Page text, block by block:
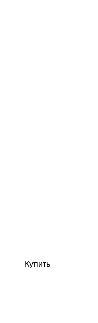
Купить